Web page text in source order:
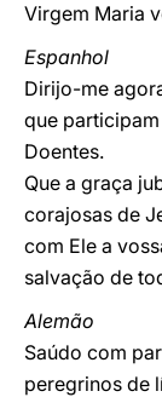
Virgem Maria
Espanhol
Dirijo-me
que
Doentes.
Que a graça
corajosas de
com Ele a
salvação de
Alemão
Saúdo com
peregrinos de